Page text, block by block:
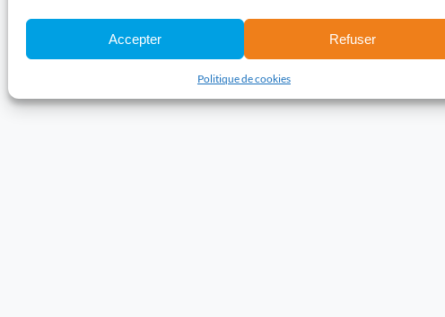
Accepter Refuser
Politique de cookies